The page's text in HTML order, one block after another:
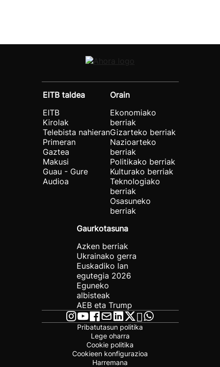
EITB taldea
EITB
Kirolak
Telebista nahieran
Primeran
Gaztea
Makusi
Guau - Gure
Audioa
Orain
Ekonomiako
berriak
Gizarteko berriak
Nazioarteko
berriak
Politikako berriak
Kulturako berriak
Teknologiako
berriak
Osasuneko
berriak
Gaurkotasuna
Azken berriak
Ukrainako gerra
Euskadiko lan
egutegia 2026
Eguneko
albisteak
AEB eta Trump
Pribatutasun politika
Lege oharra
Cookie politika
Cookieen konfigurazioa
Harremana